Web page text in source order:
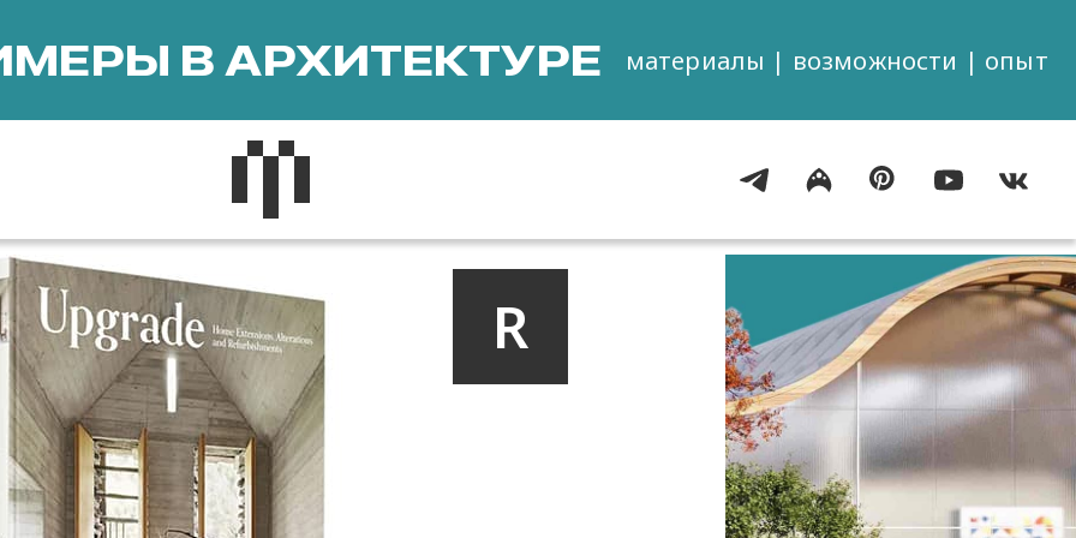
В АРХИТЕКТУРЕ материалы | возможности | опыт